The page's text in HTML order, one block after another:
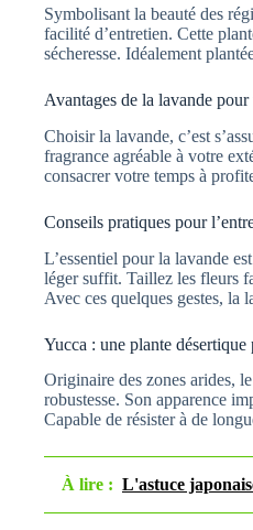
Symbolisant la beauté des
facilité d’entretien. Cette
sécheresse. Idéalement
Avantages de la lavande
Choisir la lavande, c’est
fragrance agréable à votre
consacrer votre temps à
Conseils pratiques pour
L’essentiel pour la lavande
léger suffit. Taillez les fleurs
Avec ces quelques gestes, la
Yucca : une plante désertique
Originaire des zones arides,
robustesse. Son apparence
Capable de résister à de
À lire : L'astuce